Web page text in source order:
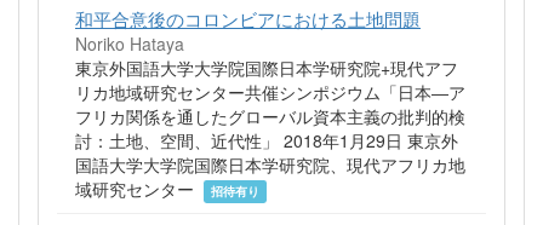
和平合意後のコロンビアにおける土地問題
Noriko Hataya
東京外国語大学大学院国際日本学研究院+現代アフ
リカ地域研究センター共催シンポジウム「日本―ア
フリカ関係を通したグローバル資本主義の批判的検
討：土地、空間、近代性」 2018年1月29日 東京外
国語大学大学院国際日本学研究院、現代アフリカ地
域研究センター
招待有り